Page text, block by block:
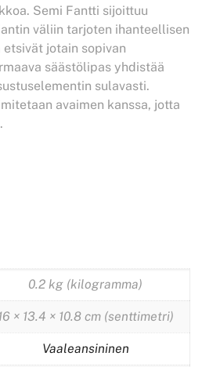
Semi Fantti sijoittuu
väliin tarjoten ihanteellisen
jotain sopivan
säästölipas yhdistää
sulavasti.
avaimen kanssa, jotta
0.2 kg (kilogramma)
× 13.4 × 10.8 cm (senttimetri)
Vaaleansininen